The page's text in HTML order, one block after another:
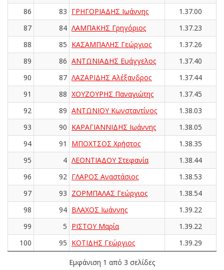
86
83 ΓΡΗΓΟΡΙΑΔΗΣ Ιωάννης
1.37.00
87
84 ΛΑΜΠΑΚΗΣ Γρηγόριος
1.37.23
88
85 ΚΑΣΑΜΠΑΛΗΣ Γεώργιος
1.37.26
89
86 ΑΝΤΩΝΙΑΔΗΣ Ευάγγελος
1.37.40
90
87 ΛΑΖΑΡΙΔΗΣ Αλέξανδρος
1.37.44
91
88 ΧΟΥΖΟΥΡΗΣ Παναγιώτης
1.37.45
92
89 ΑΝΤΩΝΙΟΥ Κωνσταντίνος
1.38.03
93
90 ΚΑΡΑΓΙΑΝΝΙΔΗΣ Ιωάννης
1.38.05
94
91 ΜΠΟΧΤΣΟΣ Χρήστος
1.38.35
95
4 ΛΕΟΝΤΙΑΔΟΥ Στεφανία
1.38.44
96
92 ΓΛΑΡΟΣ Αναστάσιος
1.38.53
97
93 ΖΟΡΜΠΑΛΑΣ Γεώργιος
1.38.54
98
94 ΒΛΑΧΟΣ Ιωάννης
1.39.22
99
5 ΡΙΣΤΟΥ Μαρία
1.39.22
100
95 ΚΟΤΙΔΗΣ Γεώργιος 1.39.29
Εμφάνιση 1 από 3 σελίδες